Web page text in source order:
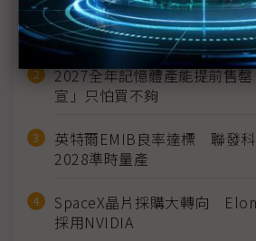
MLCC訂單過熱、出貨比創
建熱潮將趨緩
2027全年記憶體產能提前售
宣」只怕買不夠
英特爾EMIB良率達標 聯發科
2028準時量產
SpaceX晶片採購大轉向
採用NVIDIA